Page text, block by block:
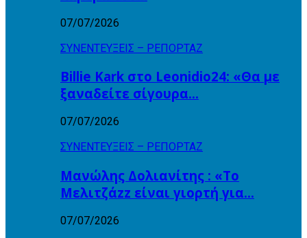
07/07/2026
ΣΥΝΕΝΤΕΥΞΕΙΣ – ΡΕΠΟΡΤΑΖ
Billie Kark στο Leonidio24: «Θα με
ξαναδείτε σίγουρα…
07/07/2026
ΣΥΝΕΝΤΕΥΞΕΙΣ – ΡΕΠΟΡΤΑΖ
Μανώλης Δολιανίτης : «Το
Μελιτζάzz είναι γιορτή για…
07/07/2026